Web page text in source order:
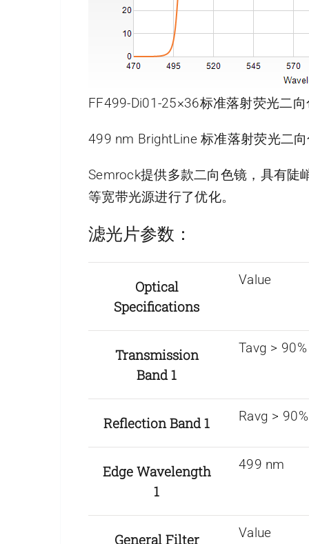
FF499-Di01-25×36标准落射荧光二
499 nm BrightLine 标准落射荧光二
Semrock提供多款二向色镜，具有陡
等宽带光源进行了优化。
滤光片参数：
Optical
Specifications
Value
Transmission
Band 1
Tavg >
Reflection Band 1 Ravg >
Edge Wavelength
1
499 nm
General Filter Value